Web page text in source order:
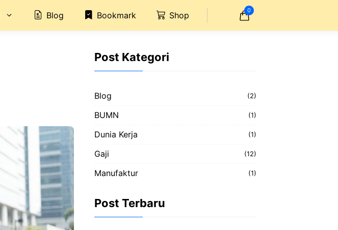
0
Blog Bookmark Shop
Post Kategori
Blog (2)
BUMN (1)
Dunia Kerja (1)
Gaji (12)
Manufaktur (1)
Post Terbaru